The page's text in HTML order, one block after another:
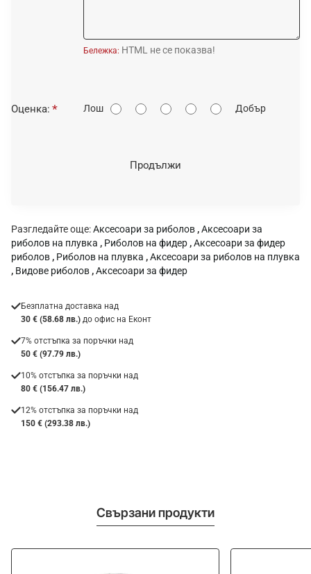
Бележка: HTML не се показва!
О
Оценка: Лош Добър
Продължи
Разгледайте още:Аксесоари за риболов ,Аксесоари за
риболов на плувка , Риболов на фидер ,Аксесоари за фидер
риболов , Риболов на плувка ,Аксесоари за риболов на плувка
, Видове риболов ,Аксесоари за фидер
Безплатна доставка над
30 € (58.68 лв.) до офис на Еконт
7% отстъпка за поръчки над
50 € (97.79 лв.)
10% отстъпка за поръчки над
80 € (156.47 лв.)
12% отстъпка за поръчки над
150 € (293.38 лв.)
Свързани продукти